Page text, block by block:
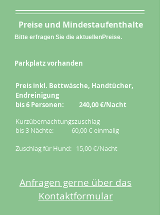
Preise und Mindestaufenthalte
Bitte erfragen Sie die aktuellenPreise.
Parkplatz vorhanden
Preis inkl. Bettwäsche, Handtücher,
Endreinigung
bis 6 Personen: 240,00 €/Nacht
Kurzübernachtungszuschlag
bis 3 Nächte: 60,00 € einmalig
Zuschlag für Hund: 15,00 €/Nacht
Anfragen gerne über das
Kontaktformular